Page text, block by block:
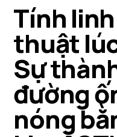
Tính
thuật
Sự
đường
nóng